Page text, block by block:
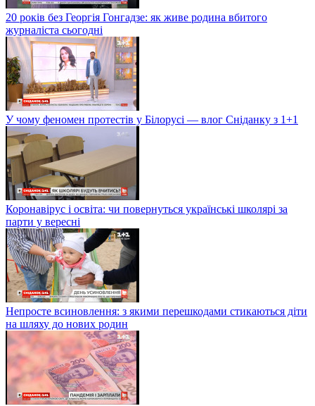
20 років без Георгія Гонгадзе: як живе родина вбитого
журналіста сьогодні
У чому феномен протестів у Білорусі — влог Сніданку з 1+1
Коронавірус і освіта: чи повернуться українські школярі за
парти у вересні
Непросте всиновлення: з якими перешкодами стикаються діти
на шляху до нових родин